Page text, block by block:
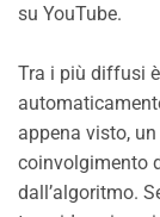
su YouTube.
Tra i più diffusi
appena visto,
coinvolgimento
dall’algoritmo.